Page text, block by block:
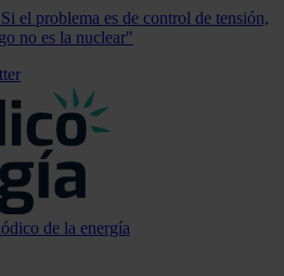
el problema es de control de tensión,
no es la nuclear"